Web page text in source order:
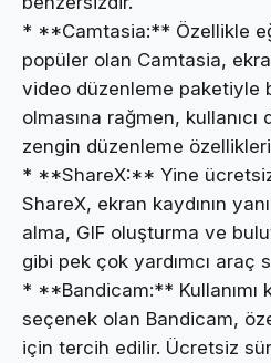
* **Camtasia:** Özellikle
popüler olan Camtasia,
video düzenleme paketiyle
olmasına rağmen,
zengin düzenleme
* **ShareX:** Yine ücretsiz
ShareX, ekran kaydının
alma, GIF oluşturma ve
gibi pek çok yardımcı araç
* **Bandicam:** Kullanımı
seçenek olan Bandicam,
için tercih edilir. Ücretsiz